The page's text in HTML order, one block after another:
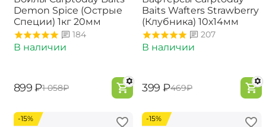
Demon Spice (Острые
Специи) 1кг 20мм
184
В наличии
‍899‍ ₽‍1 058‍₽
Baits Wafters Strawberry
(Клубника) 10х14мм
207
В наличии
‍399‍ ₽‍469‍₽
-15% -15%